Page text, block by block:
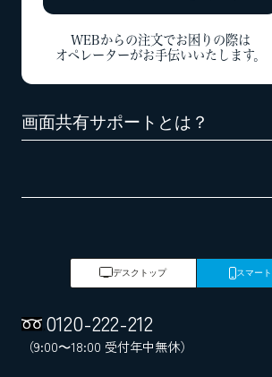
WEBからの注文でお困りの際は
オペレーターがお手伝いいたします。
画面共有サポートとは？
デスクトップ スマー
0120-222-212
（9:00～18:00 受付年中無休）